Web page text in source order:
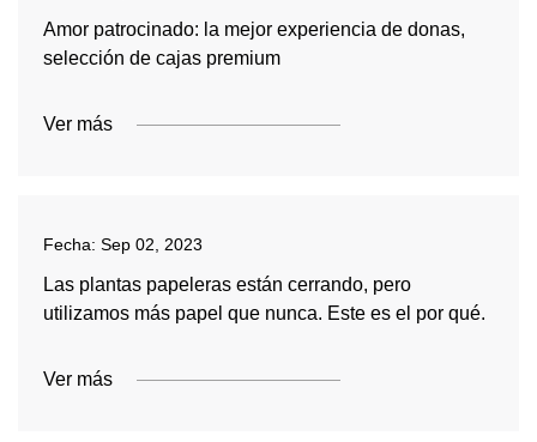
Amor patrocinado: la mejor experiencia de donas,
selección de cajas premium
Ver más
Fecha: Sep 02, 2023
Las plantas papeleras están cerrando, pero
utilizamos más papel que nunca. Este es el por qué.
Ver más